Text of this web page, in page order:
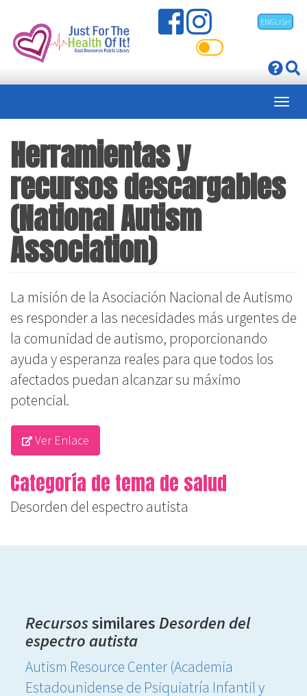
contenido
ENGLISH
Herramientas y
recursos descargables
(National Autism
Association)
La misión de la Asociación Nacional de Autismo
es responder a las necesidades más urgentes de
la comunidad de autismo, proporcionando
ayuda y esperanza reales para que todos los
afectados puedan alcanzar su máximo
potencial.
Ver Enlace
Categoría de tema de salud
Desorden del espectro autista
RecursossimilaresDesorden del
espectro autista
Autism Resource Center (Academia
Estadounidense de Psiquiatría Infantil y